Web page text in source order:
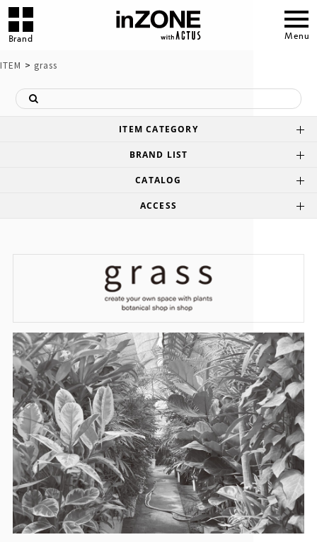
Brand Menu
ITEM > grass
ITEM CATEGORY
BRAND LIST
CATALOG
ACCESS